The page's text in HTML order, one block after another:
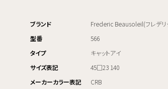
ブランド
Frederic Beausoleil(フレデリ
型番
566
タイプ
キャットアイ
サイズ表記
45□23 140
メーカーカラー表記
CRB